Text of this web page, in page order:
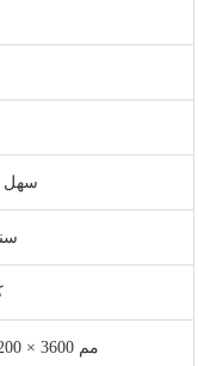
سهل
900 × 1200 × 3600 مم